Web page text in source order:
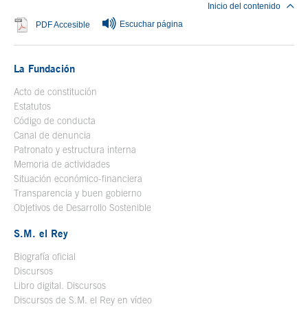
PDF Accesible Se abre en ventana nueva
Escuchar página
Inicio del contenido
La Fundación
Acto de constitución
Estatutos
Código de conducta
Canal de denuncia
Patronato y estructura interna
Memoria de actividades
Situación económico-financiera
Transparencia y buen gobierno
Objetivos de Desarrollo Sostenible
S.M. el Rey
Biografía oficial
Discursos
Libro digital. Discursos
Discursos de S.M. el Rey en vídeo